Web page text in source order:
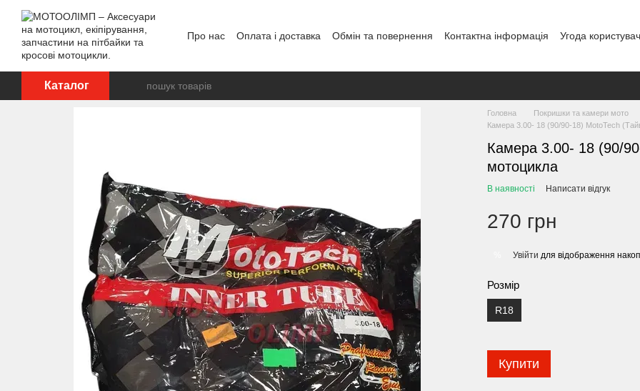
Перейти до основного контенту
Про нас Оплата і доставка Обмін та повернення Контактна інформація
Угода
Каталог
Головна Покришки та камери мото
Камера 3.00- 18 (90/90-18) MotoTech
Камера 3.00- 18 (90/
мотоцикла
В наявності Написати відгук
270 грн
Увійти для відображення
Розмір
R18
Купити